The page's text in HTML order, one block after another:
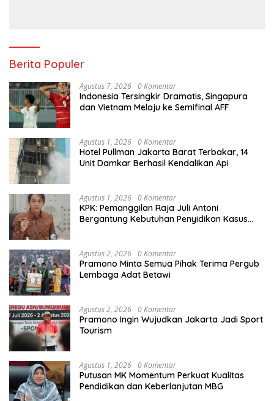
Berita Populer
Agustus 7, 2026 0 Komentar
Indonesia Tersingkir Dramatis, Singapura
dan Vietnam Melaju ke Semifinal AFF
Agustus 1, 2026 0 Komentar
Hotel Pullman Jakarta Barat Terbakar, 14
Unit Damkar Berhasil Kendalikan Api
Agustus 1, 2026 0 Komentar
KPK: Pemanggilan Raja Juli Antoni
Bergantung Kebutuhan Penyidikan Kasus
Agustus 2, 2026 0 Komentar
Pramono Minta Semua Pihak Terima Pergub
Lembaga Adat Betawi
Agustus 2, 2026 0 Komentar
Pramono Ingin Wujudkan Jakarta Jadi Sport
Tourism
Agustus 1, 2026 0 Komentar
Putusan MK Momentum Perkuat Kualitas
Pendidikan dan Keberlanjutan MBG